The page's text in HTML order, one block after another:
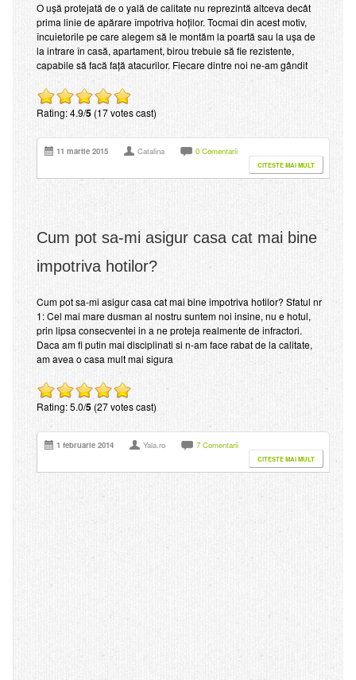
O ușă protejată de o yală de calitate nu reprezintă altceva decât
prima linie de apărare împotriva hoților. Tocmai din acest motiv,
încuietorile pe care alegem să le montăm la poartă sau la ușa de
la intrare în casă, apartament, birou trebuie să fie rezistente,
capabile să facă față atacurilor. Fiecare dintre noi ne-am gândit
Rating: 4.9/5(17 votes cast)
11 martie 2015 Catalina 0 Comentarii
CITESTE MAI MULT
Cum pot sa-mi asigur casa cat mai bine
impotriva hotilor?
Cum pot sa-mi asigur casa cat mai bine impotriva hotilor? Sfatul nr
1: Cel mai mare dusman al nostru suntem noi insine, nu e hotul,
prin lipsa consecventei in a ne proteja realmente de infractori.
Daca am fi putin mai disciplinati si n-am face rabat de la calitate,
am avea o casa mult mai sigura
Rating: 5.0/5(27 votes cast)
1 februarie 2014 Yala.ro 7 Comentarii
CITESTE MAI MULT